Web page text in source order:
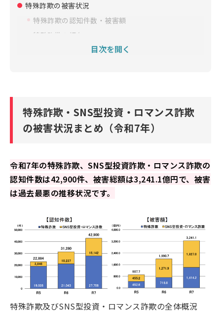
特殊詐欺の被害状況
特殊詐欺の認知件数・被害額
特殊詐欺の傾向
国際電話詐欺の増加
SNS型投資・ロマンス詐欺の認知件数・被害額
SNS型投資詐欺の傾向
詐欺被害にあわないための対策
特殊詐欺への対策
SNS型投資詐欺への対策
SNS型ロマンス詐欺への対策
詐欺への対策を習慣化しよう
目次を開く
特殊詐欺・SNS型投資・ロマンス詐欺
の被害状況まとめ（令和7年）
令和7年の特殊詐欺、SNS型投資詐欺・ロマンス詐欺の
認知件数は42,900件、被害総額は3,241.1億円で、被害
は過去最悪の推移状況です。
特殊詐欺及びSNS型投資・ロマンス詐欺の全体概況